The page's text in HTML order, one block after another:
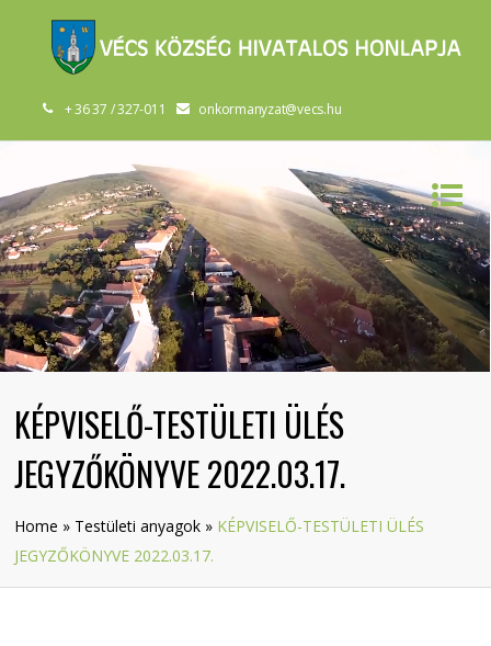
+ 36 37 / 327-011 onkormanyzat@vecs.hu
KÉPVISELŐ-TESTÜLETI ÜLÉS
JEGYZŐKÖNYVE 2022.03.17.
Home » Testületi anyagok » KÉPVISELŐ-TESTÜLETI ÜLÉS
JEGYZŐKÖNYVE 2022.03.17.